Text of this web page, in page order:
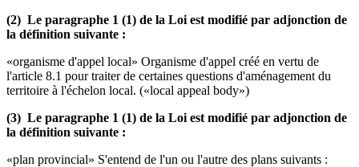
(2) Le paragraphe 1 (1) de la Loi est modifié par adjonction de
la définition suivante :
«organisme d'appel local» Organisme d'appel créé en vertu de
l'article 8.1 pour traiter de certaines questions d'aménagement du
territoire à l'échelon local. («local appeal body»)
(3) Le paragraphe 1 (1) de la Loi est modifié par adjonction de
la définition suivante :
«plan provincial» S'entend de l'un ou l'autre des plans suivants :